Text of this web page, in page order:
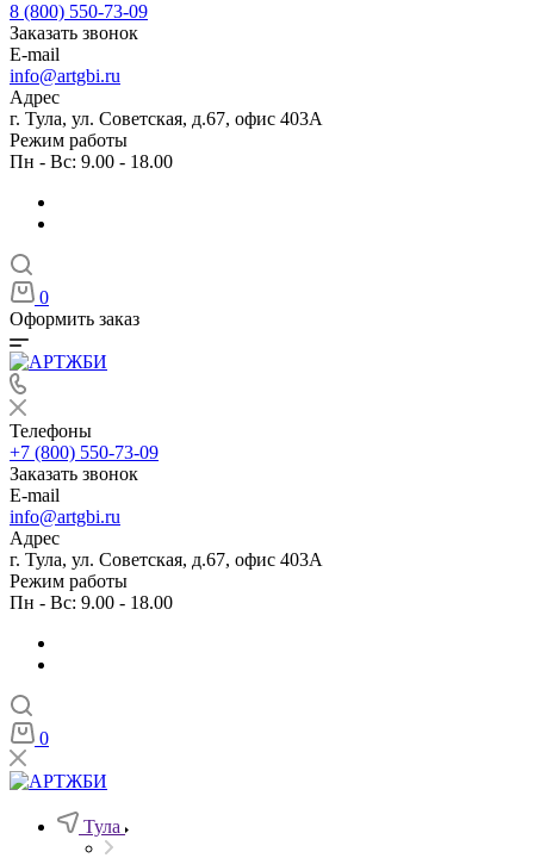
8 (800) 550-73-09
Заказать звонок
E-mail
info@artgbi.ru
Адрес
г. Тула, ул. Советская, д.67, офис 403А
Режим работы
Пн - Вс: 9.00 - 18.00
0
Оформить заказ
Телефоны
+7 (800) 550-73-09
Заказать звонок
E-mail
info@artgbi.ru
Адрес
г. Тула, ул. Советская, д.67, офис 403А
Режим работы
Пн - Вс: 9.00 - 18.00
0
Тула